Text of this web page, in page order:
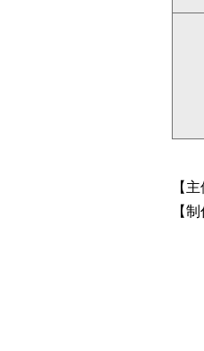
【
【